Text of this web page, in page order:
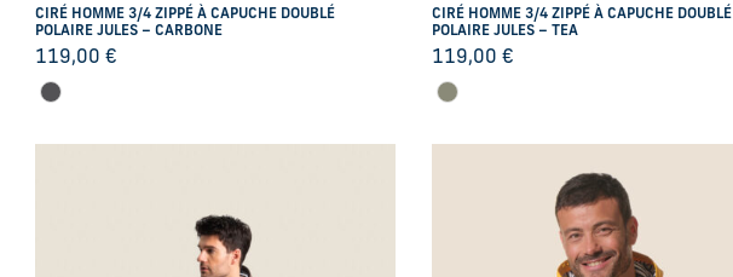
CIRÉ HOMME 3/4 ZIPPÉ À CAPUCHE DOUBLÉ
POLAIRE JULES – CARBONE
119,00 €
CIRÉ HOMME 3/4 ZIPPÉ À CAPUCHE DOUBLÉ
POLAIRE JULES – TEA
119,00 €